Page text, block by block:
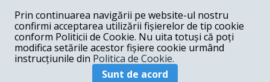
sociolog de formație? Îmi amintesc, de asemenea, cu
ceva ani în urma d-l Mihai Fifor dobândea același
portofoliu după ce trecuse prin poziția de secretar de
stat în Ministerul Sănătății, formația dumnealui fiind de....
etnografie! Are partidul asta niște resurse....... Pentru ()
Prin continuarea navigării pe website-ul nostru
confirmi acceptarea utilizării fișierelor de tip cookie
conform Politicii de Cookie. Nu uita totuși că poți
modifica setările acestor fișiere cookie urmând
instrucțiunile din Politica de Cookie.
Sunt de acord